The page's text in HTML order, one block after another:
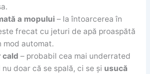
a mopului– la întoarcerea în
frecat cu jeturi de apă proaspătă
mod automat.
cald – probabil cea mai underrated
doar că se spală, ci se și usucă